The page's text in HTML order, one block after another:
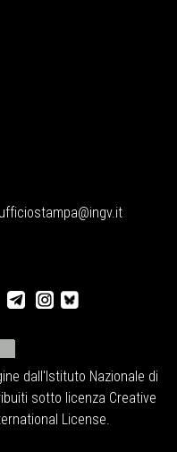
ufficiostampa@ingv.it
dall' Istituto Nazionale di
sotto licenza Creative
License.